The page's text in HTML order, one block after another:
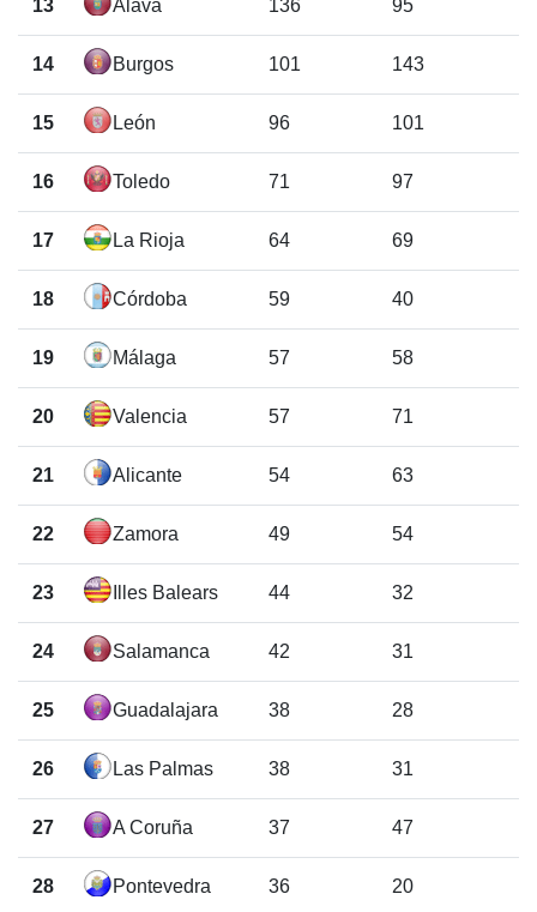
13 Álava 136 95
14 Burgos 101 143
15 León 96 101
16 Toledo 71 97
17 La Rioja 64 69
18 Córdoba 59 40
19 Málaga 57 58
20 Valencia 57 71
21 Alicante 54 63
22 Zamora 49 54
23 Illes Balears 44 32
24 Salamanca 42 31
25 Guadalajara 38 28
26 Las Palmas 38 31
27 A Coruña 37 47
28 Pontevedra 36 20